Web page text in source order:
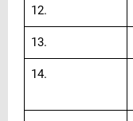
12.
13.
14.